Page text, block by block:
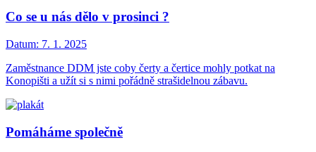
Co se u nás dělo v prosinci ?
Datum: 7. 1. 2025
Zaměstnance DDM jste coby čerty a čertice mohly potkat na
Konopišti a užít si s nimi pořádně strašidelnou zábavu.
Pomáháme společně